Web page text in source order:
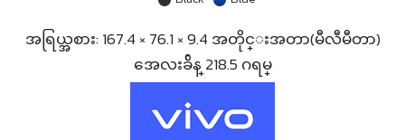
အရြယ္အစား: 167.4 × 76.1 × 9.4 အတိုင္းအတာ(မီလီမီတာ)
အေလးခ်ိန္ 218.5 ဂရမ္